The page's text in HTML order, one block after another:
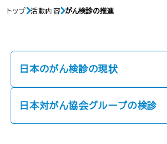
トップ 活動内容 がん検診の推進
日本のがん検診の現状
日本対がん協会グループの検診